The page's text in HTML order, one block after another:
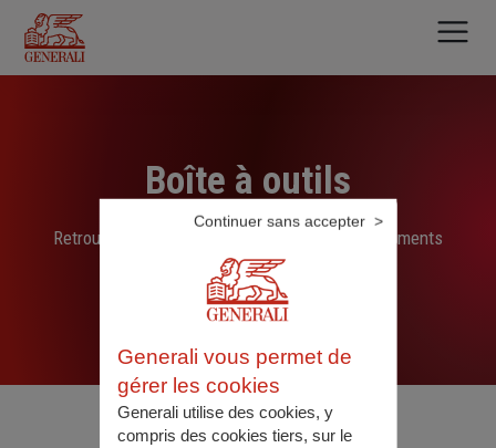
contenu
principal
Boîte à outils
Retrouvez ici les liens, N° de téléphone et documents
sélectionnés par nos soins
Generali vous permet de
gérer les cookies
Generali utilise des cookies, y
compris des cookies tiers, sur le
Continuer sans accepter